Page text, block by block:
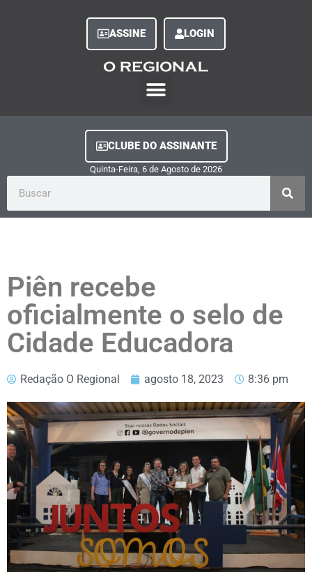
ASSINE LOGIN
CLUBE DO ASSINANTE
Quinta-Feira, 6 de Agosto de 2026
Piên recebe
oficialmente o selo de
Cidade Educadora
Redação O Regional agosto 18, 2023 8:36 pm